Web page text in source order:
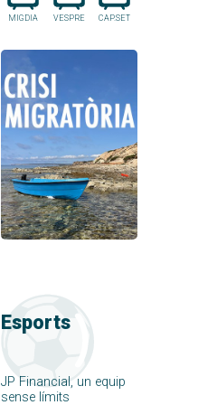
MIGDIA VESPRE CAP.SET
Esports
JP Financial, un equip
sense límits